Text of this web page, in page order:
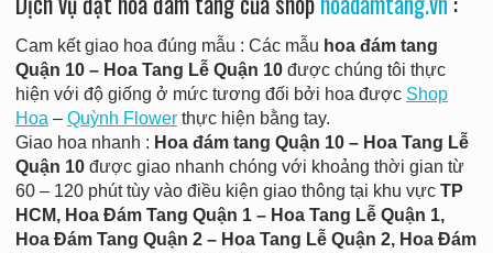
Cam kết giao hoa đúng mẫu : Các mẫu hoa đám tang
Quận 10 – Hoa Tang Lễ Quận 10 được chúng tôi thực
hiện với độ giống ở mức tương đối bởi hoa được Shop
Hoa – Quỳnh Flowerthực hiện bằng tay.
Giao hoa nhanh : Hoa đám tang Quận 10 – Hoa Tang Lễ
Quận 10 được giao nhanh chóng với khoảng thời gian từ
60 – 120 phút tùy vào điều kiện giao thông tại khu vực TP
HCM, Hoa Đám Tang Quận 1 – Hoa Tang Lễ Quận 1,
Hoa Đám Tang Quận 2 – Hoa Tang Lễ Quận 2, Hoa Đám